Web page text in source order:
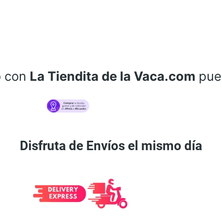
con La Tiendita de la Vaca.com
Disfruta de Envíos el mismo día